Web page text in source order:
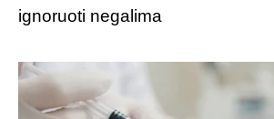
ignoruoti negalima